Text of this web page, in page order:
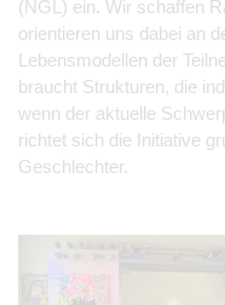
(NGL) ein. Wir schaffen
orientieren uns dabei an
Lebensmodellen der
braucht Strukturen, die
wenn der aktuelle
richtet sich die Initiative
Geschlechter.